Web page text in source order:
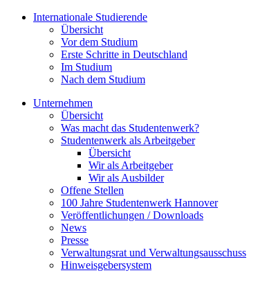
Internationale Studierende
Übersicht
Vor dem Studium
Erste Schritte in Deutschland
Im Studium
Nach dem Studium
Unternehmen
Übersicht
Was macht das Studentenwerk?
Studentenwerk als Arbeitgeber
Übersicht
Wir als Arbeitgeber
Wir als Ausbilder
Offene Stellen
100 Jahre Studentenwerk Hannover
Veröffentlichungen / Downloads
News
Presse
Verwaltungsrat und Verwaltungsausschuss
Hinweisgebersystem